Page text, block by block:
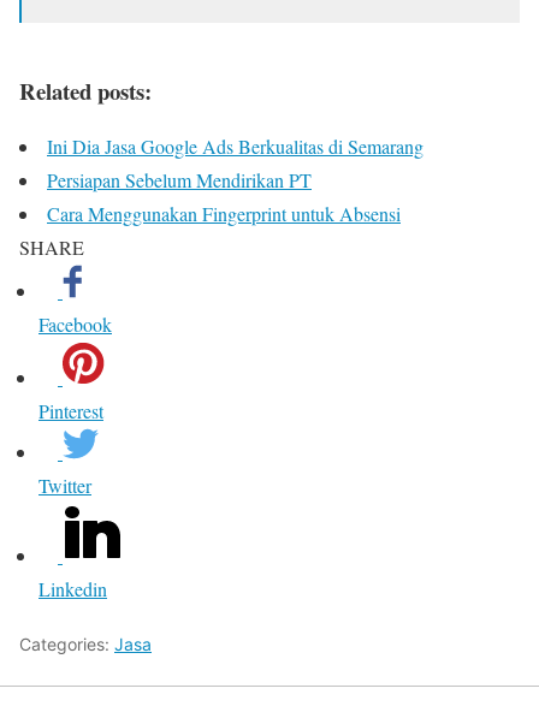
Related posts:
Ini Dia Jasa Google Ads Berkualitas di Semarang
Persiapan Sebelum Mendirikan PT
Cara Menggunakan Fingerprint untuk Absensi
SHARE
Facebook
Pinterest
Twitter
Linkedin
Categories: Jasa